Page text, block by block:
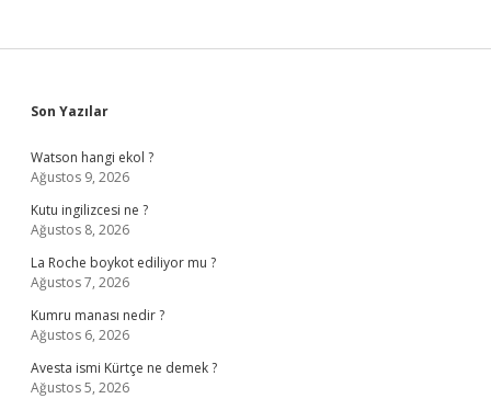
Sidebar
Son Yazılar
Watson hangi ekol ?
Ağustos 9, 2026
Kutu ingilizcesi ne ?
Ağustos 8, 2026
La Roche boykot ediliyor mu ?
Ağustos 7, 2026
Kumru manası nedir ?
Ağustos 6, 2026
Avesta ismi Kürtçe ne demek ?
Ağustos 5, 2026